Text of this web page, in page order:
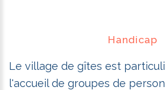
Handicap
Le village de gîtes est
l'accueil de groupes de